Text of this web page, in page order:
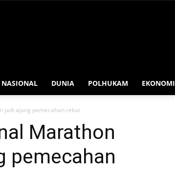
NASIONAL DUNIA POLHUKAM EKONOMI
jadi ajang pemecahan rekor
Marathon
pemecahan